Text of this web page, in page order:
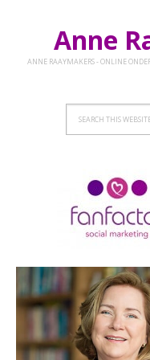
Anne
ANNE RAAYMAKERS - ONLINE